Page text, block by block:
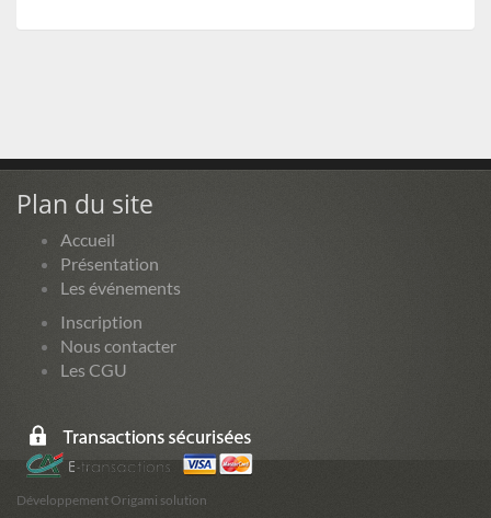
Plan du site
Accueil
Présentation
Les événements
Inscription
Nous contacter
Les CGU
Développement Origami solution